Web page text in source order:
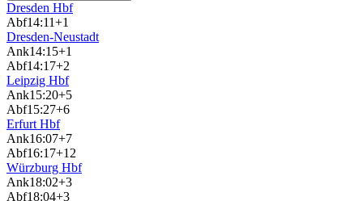
Dresden Hbf
Abf14:11+1
Dresden-Neustadt
Ank14:15+1
Abf14:17+2
Leipzig Hbf
Ank15:20+5
Abf15:27+6
Erfurt Hbf
Ank16:07+7
Abf16:17+12
Würzburg Hbf
Ank18:02+3
Abf18:04+3